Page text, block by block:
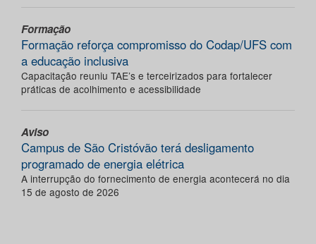
Formação
Formação reforça compromisso do Codap/UFS com
a educação inclusiva
Capacitação reuniu TAE’s e terceirizados para fortalecer
práticas de acolhimento e acessibilidade
Aviso
Campus de São Cristóvão terá desligamento
programado de energia elétrica
A interrupção do fornecimento de energia acontecerá no dia
15 de agosto de 2026